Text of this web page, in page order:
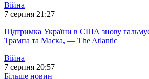
Війна
7 серпня 21:27
Підтримка України в США знову
Трампа та Маска, — The Atlantic
Війна
7 серпня 20:57
Більше новин